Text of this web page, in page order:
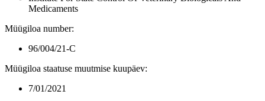
Medicaments
Müügiloa number:
96/004/21-C
Müügiloa staatuse muutmise kuupäev:
7/01/2021